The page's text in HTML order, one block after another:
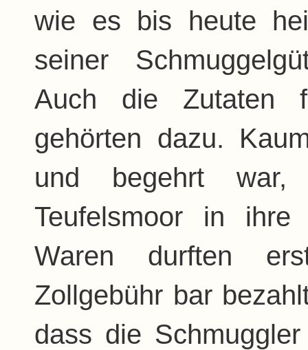
wie es bis heute
seiner
Auch die Zutaten
gehörten dazu.
und begehrt
Teufelsmoor in
Waren durften
Zollgebühr bar
dass die